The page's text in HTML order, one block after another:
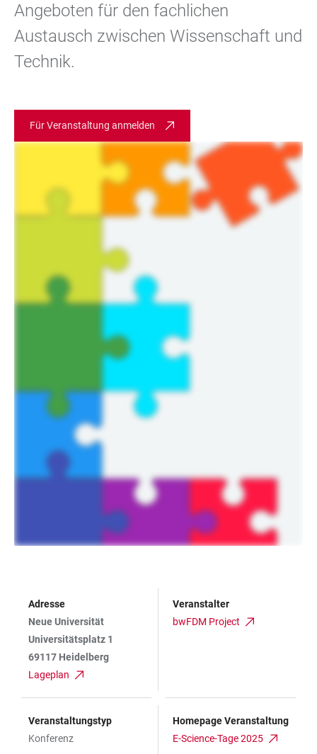
Angeboten für den fachlichen
Austausch zwischen Wissenschaft und
Technik.
Für Veranstaltung anmelden
Adresse
Neue Universität
Universitätsplatz 1
69117 Heidelberg
Lageplan
Veranstalter
bwFDM Project
Veranstaltungstyp
Konferenz
Homepage Veranstaltung
E-Science-Tage 2025